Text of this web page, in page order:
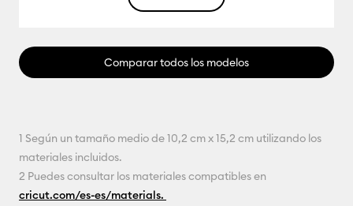
Comparar todos los modelos
1 Según un tamaño medio de 10,2 cm x 15,2 cm utilizando los
materiales incluidos.
2 Puedes consultar los materiales compatibles en
cricut.com/es-es/materials.